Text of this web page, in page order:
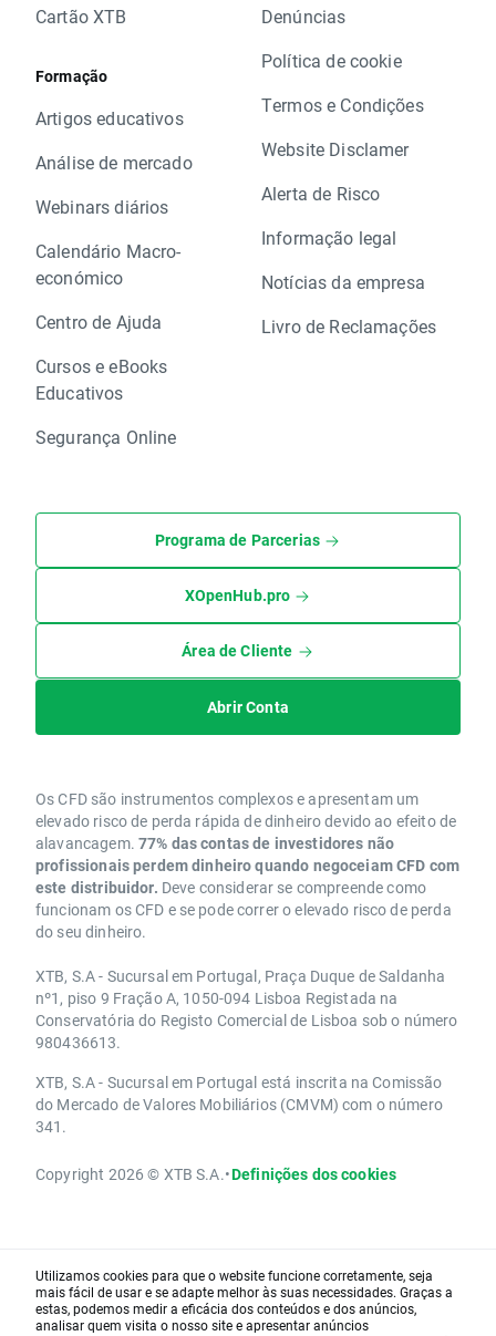
Cartão XTB
Formação
Artigos educativos
Análise de mercado
Webinars diários
Calendário Macro-
económico
Centro de Ajuda
Cursos e eBooks
Educativos
Segurança Online
Denúncias
Política de cookie
Termos e Condições
Website Disclamer
Alerta de Risco
Informação legal
Notícias da empresa
Livro de Reclamações
Programa de Parcerias
XOpenHub.pro
Área de Cliente
Abrir Conta
Os CFD são instrumentos complexos e apresentam um
elevado risco de perda rápida de dinheiro devido ao efeito de
alavancagem. 77% das contas de investidores não
profissionais perdem dinheiro quando negoceiam CFD com
este distribuidor. Deve considerar se compreende como
funcionam os CFD e se pode correr o elevado risco de perda
do seu dinheiro.
XTB, S.A - Sucursal em Portugal, Praça Duque de Saldanha
nº1, piso 9 Fração A, 1050-094 Lisboa Registada na
Conservatória do Registo Comercial de Lisboa sob o número
980436613.
XTB, S.A - Sucursal em Portugal está inscrita na Comissão
do Mercado de Valores Mobiliários (CMVM) com o número
341.
Copyright 2026 © XTB S.A.•Definições dos cookies
Utilizamos cookies para que o website funcione corretamente, seja
mais fácil de usar e se adapte melhor às suas necessidades. Graças a
estas, podemos medir a eficácia dos conteúdos e dos anúncios,
analisar quem visita o nosso site e apresentar anúncios